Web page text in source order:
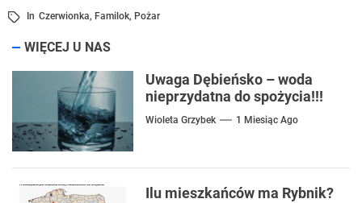
In Czerwionka, Familok, Pożar
WIĘCEJ U NAS
Uwaga Dębieńsko – woda
nieprzydatna do spożycia!!!
Wioleta Grzybek 1 Miesiąc Ago
Ilu mieszkańców ma Rybnik?